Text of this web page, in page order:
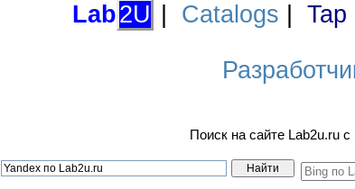
Lab2U Catalogs Tap
Поиск на сайте Lab2u.ru